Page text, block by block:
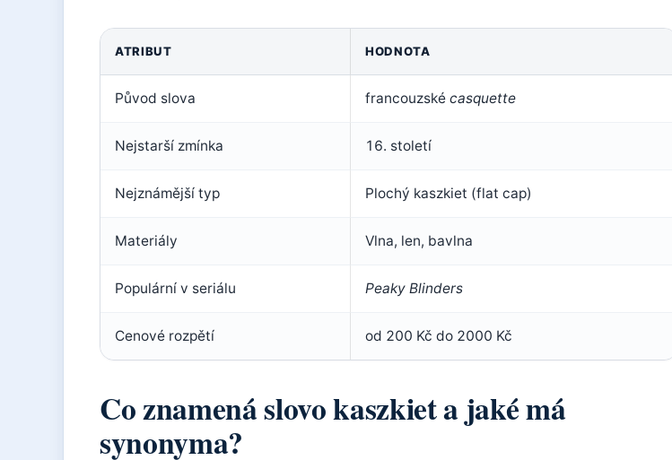
ATRIBUT HODNOTA
Původ slova francouzské casquette
Nejstarší zmínka 16. století
Nejznámější typ Plochý kaszkiet (flat cap)
Materiály Vlna, len, bavlna
Populární v seriálu Peaky Blinders
Cenové rozpětí od 200 Kč do 2000 Kč
Co znamená slovo kaszkiet a jaké má
synonyma?